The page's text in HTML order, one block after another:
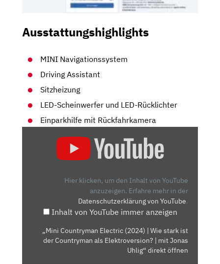
Ausstattungshighlights
MINI Navigationssystem
Driving Assistant
Sitzheizung
LED-Scheinwerfer und LED-Rücklichter
Einparkhilfe mit Rückfahrkamera
COUNTRYMAN
ELECTRIC
COUNTRYMAN
Hier klicken, um den Inhalt von YouTube
anzuzeigen. Erfahre mehr in der
Datenschutzerklärung von YouTube.
Inhalt von YouTube immer anzeigen
„Mini Countryman Electric (2024) | Wie stark ist
der Countryman als Elektroversion? | mit Jonas
Uhlig“ direkt öffnen